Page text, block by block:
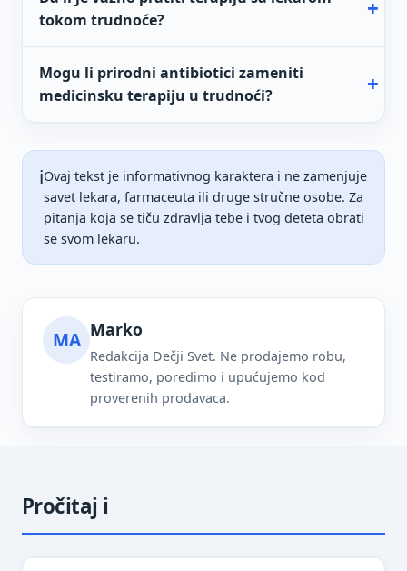
tokom trudnoće?
Mogu li prirodni antibiotici zameniti
medicinsku terapiju u trudnoći?
ℹ️Ovaj tekst je informativnog karaktera i ne zamenjuje
savet lekara, farmaceuta ili druge stručne osobe. Za
pitanja koja se tiču zdravlja tebe i tvog deteta obrati
se svom lekaru.
MA Marko
Redakcija Dečji Svet. Ne prodajemo robu,
testiramo, poredimo i upućujemo kod
proverenih prodavaca.
Pročitaj i